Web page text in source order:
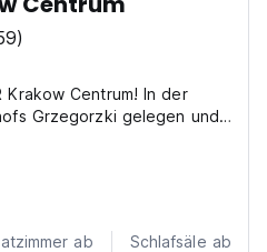
Krakow Centrum! In der
Grzegorzki gelegen und
Straßenbahn von der
bieten alles, was Sie
ab Schlafsäle ab